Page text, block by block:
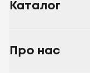
Каталог
Про нас